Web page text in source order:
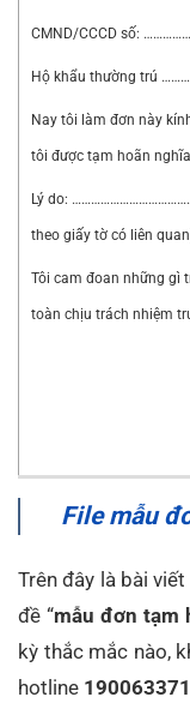
CMND/CCCD số:
Hộ khẩu thường trú
Nay tôi làm đơn này
tôi được tạm hoãn
Lý do:
theo giấy tờ có liên
Tôi cam đoan những gì
toàn chịu trách nhiệm
File mẫu
Trên đây là bài viết
đề “mẫu đơn tạm
kỳ thắc mắc nào,
hotline